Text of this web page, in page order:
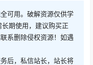
可用。破解资源仅供学
期使用，建议购买正
系删除侵权资源！如遇
后，私信站长，站长将